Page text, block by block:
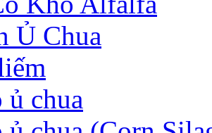
Ủ Chua
ủ chua